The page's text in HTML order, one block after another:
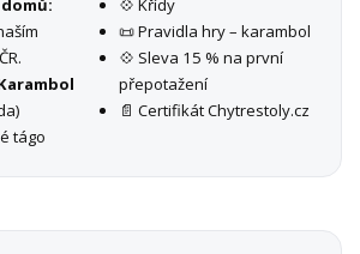
tágo
💠 Křídy
📜 Pravidla hry – karambol
💠 Sleva 15 % na první
přepotažení
📄 Certifikát Chytrestoly.cz